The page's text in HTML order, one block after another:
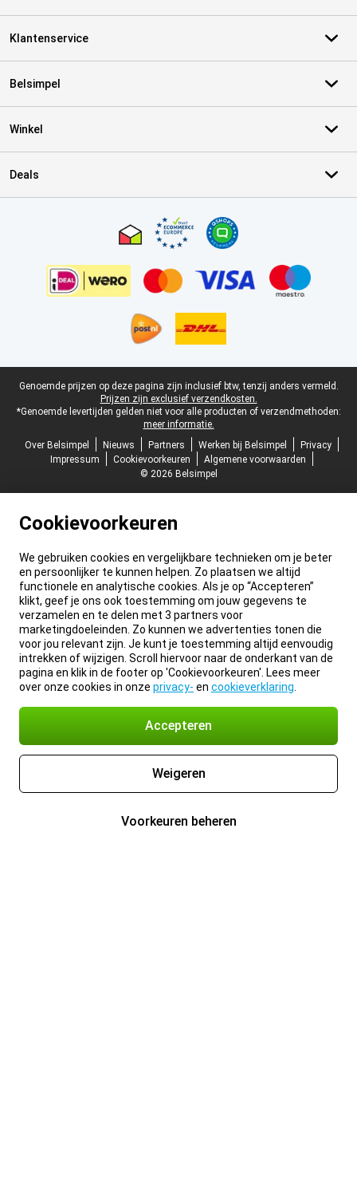
Klantenservice
Belsimpel
Winkel
Deals
Juridische voettekst
Genoemde prijzen op deze pagina zijn inclusief btw, tenzij anders vermeld.
Prijzen zijn exclusief verzendkosten.
*Genoemde levertijden gelden niet voor alle producten of verzendmethoden:
meer informatie.
Over Belsimpel
Nieuws Partners Werken bij Belsimpel
Privacy
Impressum
Cookievoorkeuren
Algemene voorwaarden
© 2026 Belsimpel
Cookievoorkeuren
We gebruiken cookies en vergelijkbare technieken om je beter
en persoonlijker te kunnen helpen. Zo plaatsen we altijd
functionele en analytische cookies. Als je op “Accepteren”
klikt, geef je ons ook toestemming om jouw gegevens te
verzamelen en te delen met 3 partners voor
marketingdoeleinden. Zo kunnen we advertenties tonen die
voor jou relevant zijn. Je kunt je toestemming altijd eenvoudig
intrekken of wijzigen. Scroll hiervoor naar de onderkant van de
pagina en klik in de footer op 'Cookievoorkeuren'. Lees meer
over onze cookies in onze privacy- en cookieverklaring
Accepteren
Weigeren
Voorkeuren beheren